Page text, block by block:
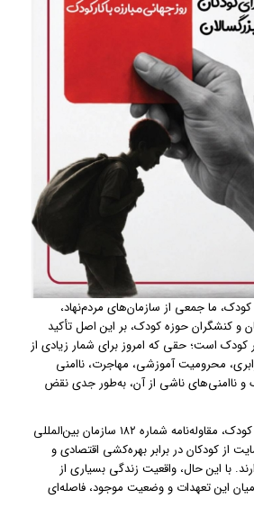
کودک، ما جمعی از سازمان‌های مردم‌نهاد،
و کنشگران حوزه کودک، بر این اصل تأکید
است؛ حقی که امروز برای شمار زیادی از
محرومیت آموزشی، مهاجرت، ناامنی
و ناامنی‌های ناشی از آن، به‌طور جدی نقض
ماده ۳۲ پیمان‌نامه حقوق کودک، مقاوله‌نامه شماره ۱۸۲ سازمان بین‌المللی
از کودکان در برابر بهره‌کشی اقتصادی و
با این حال، واقعیت زندگی بسیاری از
این تعهدات و وضعیت موجود، فاصله‌ای